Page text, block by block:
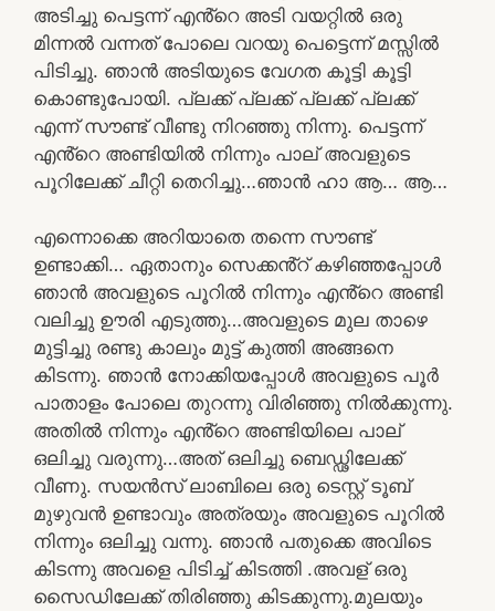
അടിച്ചു പെട്ടന്ന് എൻ്റെ അടി വയറ്റിൽ ഒരു
മിന്നൽ വന്നത് പോലെ വറയു പെട്ടെന്ന് മസ്സിൽ
പിടിച്ചു. ഞാൻ അടിയുടെ വേഗത കൂട്ടി കൂട്ടി
കൊണ്ടുപോയി. പ്ലക്ക് പ്ലക്ക് പ്ലക്ക് പ്ലക്ക്
എന്ന് സൗണ്ട് വീണ്ടു നിറഞ്ഞു നിന്നു. പെട്ടന്ന്
എൻ്റെ അണ്ടിയിൽ നിന്നും പാല് അവളുടെ
പൂറിലേക്ക് ചീറ്റി തെറിച്ചു…ഞാൻ ഹാ ആ… ആ…
എന്നൊക്കെ അറിയാതെ തന്നെ സൗണ്ട്
ഉണ്ടാക്കി… ഏതാനും സെക്കൻ്റ് കഴിഞ്ഞപ്പോൾ
ഞാൻ അവളുടെ പൂറിൽ നിന്നും എൻ്റെ അണ്ടി
വലിച്ചു ഊരി എടുത്തു…അവളുടെ മുല താഴെ
മുട്ടിച്ചു രണ്ടു കാലും മുട്ട് കുത്തി അങ്ങനെ
കിടന്നു. ഞാൻ നോക്കിയപ്പോൾ അവളുടെ പൂർ
പാതാളം പോലെ തുറന്നു വിരിഞ്ഞു നിൽക്കുന്നു.
അതിൽ നിന്നും എൻ്റെ അണ്ടിയിലെ പാല്
ഒലിച്ചു വരുന്നു…അത് ഒലിച്ചു ബെഡ്ഢിലേക്ക്
വീണു. സയൻസ് ലാബിലെ ഒരു ടെസ്റ്റ് ടൂബ്
മുഴുവൻ ഉണ്ടാവും അത്രയും അവളുടെ പൂറിൽ
നിന്നും ഒലിച്ചു വന്നു. ഞാൻ പതുക്കെ അവിടെ
കിടന്നു അവളെ പിടിച്ച് കിടത്തി .അവള് ഒരു
സൈഡിലേക്ക് തിരിഞ്ഞു കിടക്കുന്നു.മുലയും